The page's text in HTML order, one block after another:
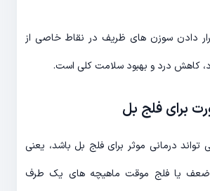
دادن سوزن های ظریف در نقاط خاصی از
کاهش درد و بهبود سلامت کلی است.
برای فلج بل
تواند درمانی موثر برای فلج بل باشد، یعنی
یا فلج موقت ماهیچه های یک طرف